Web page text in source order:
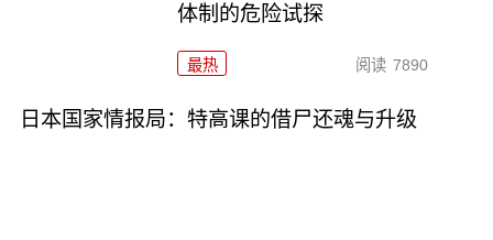
体制的危险试探
最热 阅读 7890
日本国家情报局：特高课的借尸还魂与升级